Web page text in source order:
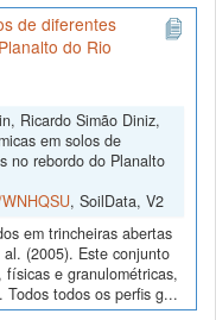
de diferentes
do Rio
Ricardo Simão Diniz,
em solos de
no rebordo do Planalto
, SoilData, V2
em trincheiras abertas
(2005). Este conjunto
e granulométricas,
Todos todos os perfis g...